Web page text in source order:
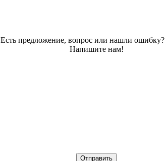
Есть предложение, вопрос или нашли ошибку?
Напишите нам!